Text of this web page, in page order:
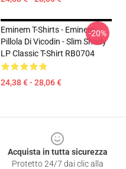
Eminem T-Shirts - Eminem
Pillola Di Vicodin - Slim Shady
LP Classic T-Shirt RB0704
24,38 € - 28,06 €
-20%
Acquista in tutta sicurezza
Protetto 24/7 dai clic alla